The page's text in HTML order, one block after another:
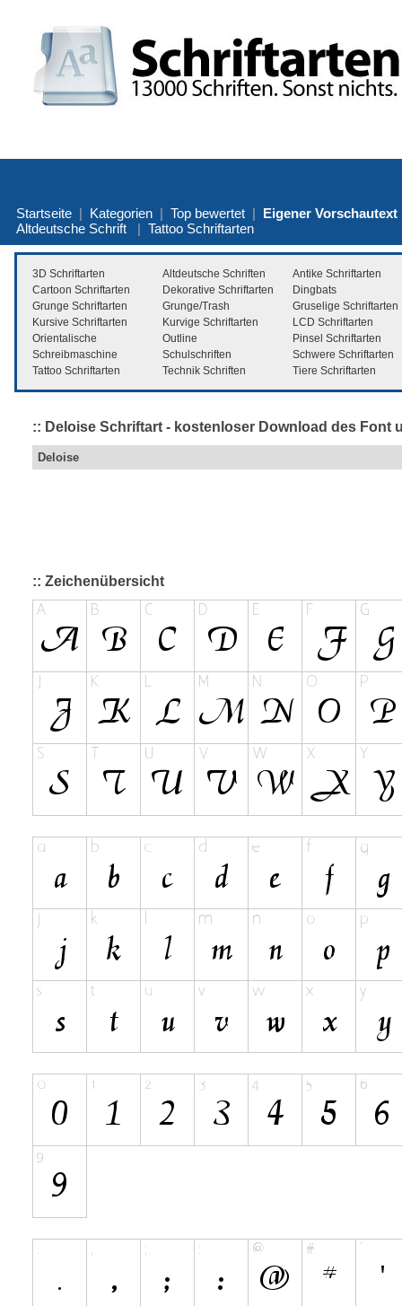
Startseite | Kategorien | Top bewertet | Eigener Vorschautext
Altdeutsche Schrift | Tattoo Schriftarten
3D Schriftarten Altdeutsche Schriften
Antike Schriftarten
Cartoon Schriftarten
Dekorative Schriftarten
Dingbats
Grunge Schriftarten
Grunge/Trash
Gruselige Schriftarten
Kursive Schriftarten
Kurvige Schriftarten
LCD Schriftarten
Orientalische
Outline
Pinsel Schriftarten
Schreibmaschine
Schulschriften
Schwere Schriftarten
Tattoo Schriftarten
Technik Schriften Tiere Schriftarten
:: Deloise Schriftart - kostenloser Download des Font
Deloise
:: Zeichenübersicht